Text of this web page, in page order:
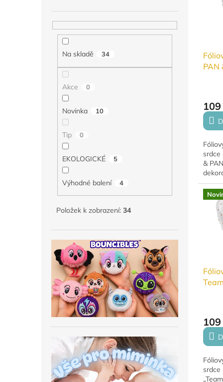
Na skladě 34
Akce 0
Novinka 10
Tip 0
EKOLOGICKÉ 5
Výhodné balení 4
Položek k zobrazení: 34
PAN
109
srdce
&
109
srdce